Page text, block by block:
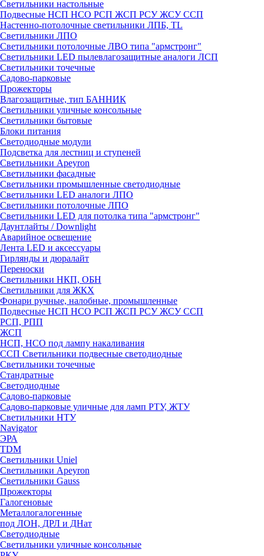
Светильники настольные
Подвесные НСП НСО РСП ЖСП РСУ ЖСУ ССП
Настенно-потолочные светильники ЛПБ, TL
Светильники ЛПО
Светильники потолочные ЛВО типа "армстронг"
Светильники LED пылевлагозащитные аналоги ЛСП
Светильники точечные
Садово-парковые
Прожекторы
Влагозащитные, тип БАННИК
Светильники уличные консольные
Светильники бытовые
Блоки питания
Светодиодные модули
Подсветка для лестниц и ступеней
Светильники Apeyron
Светильники фасадные
Светильники промышленные светодиодные
Светильники LED аналоги ЛПО
Светильники потолочные ЛПО
Светильники LED для потолка типа "армстронг"
Даунтлайты / Downlight
Аварийное освещение
Лента LED и аксессуары
Гирлянды и дюралайт
Переноски
Светильники НКП, ОБН
Светильники для ЖКХ
Фонари ручные, налобные, промышленные
Подвесные НСП НСО РСП ЖСП РСУ ЖСУ ССП
РСП, РПП
ЖСП
НСП, НСО под лампу накаливания
ССП Светильники подвесные светодиодные
Светильники точечные
Стандратные
Светодиодные
Садово-парковые
Садово-парковые уличные для ламп РТУ, ЖТУ
Светильники НТУ
Navigator
ЭРА
TDM
Светильники Uniel
Светильники Apeyron
Светильники Gauss
Прожекторы
Галогеновые
Металлогалогенные
под ЛОН, ДРЛ и ДНат
Светодиодные
Светильники уличные консольные